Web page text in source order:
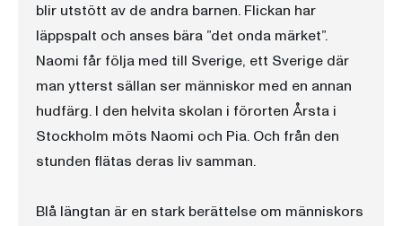
blir utstött av de andra barnen. Flickan har
läppspalt och anses bära ”det onda märket”.
Naomi får följa med till Sverige, ett Sverige där
man ytterst sällan ser människor med en annan
hudfärg. I den helvita skolan i förorten Årsta i
Stockholm möts Naomi och Pia. Och från den
stunden flätas deras liv samman.
Blå längtan är en stark berättelse om människors